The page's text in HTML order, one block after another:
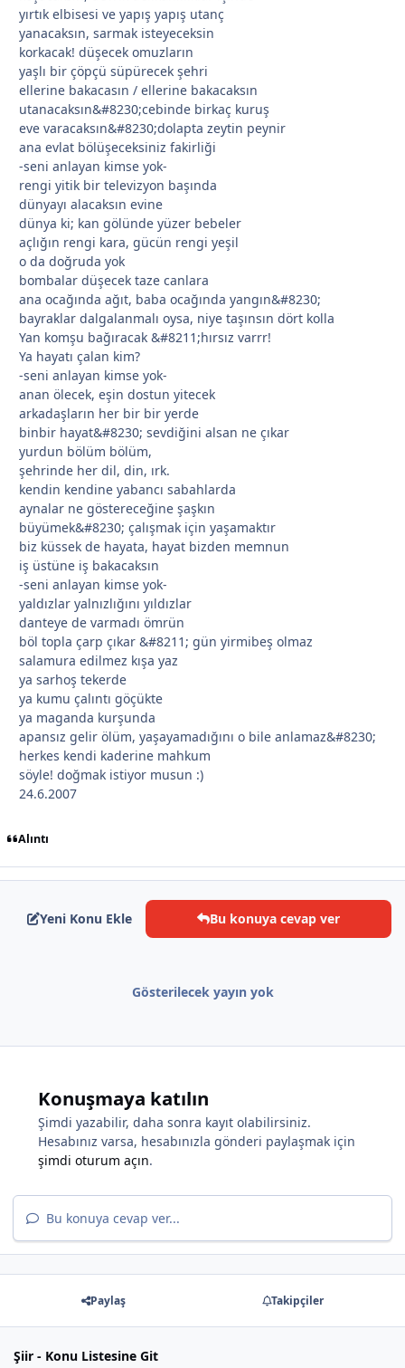
yırtık elbisesi ve yapış yapış utanç
yanacaksın, sarmak isteyeceksin
korkacak! düşecek omuzların
yaşlı bir çöpçü süpürecek şehri
ellerine bakacasın / ellerine bakacaksın
utanacaksın&#8230;cebinde birkaç kuruş
eve varacaksın&#8230;dolapta zeytin peynir
ana evlat bölüşeceksiniz fakirliği
-seni anlayan kimse yok-
rengi yitik bir televizyon başında
dünyayı alacaksın evine
dünya ki; kan gölünde yüzer bebeler
açlığın rengi kara, gücün rengi yeşil
o da doğruda yok
bombalar düşecek taze canlara
ana ocağında ağıt, baba ocağında yangın&#8230;
bayraklar dalgalanmalı oysa, niye taşınsın dört kolla
Yan komşu bağıracak &#8211;hırsız varrr!
Ya hayatı çalan kim?
-seni anlayan kimse yok-
anan ölecek, eşin dostun yitecek
arkadaşların her bir bir yerde
binbir hayat&#8230; sevdiğini alsan ne çıkar
yurdun bölüm bölüm,
şehrinde her dil, din, ırk.
kendin kendine yabancı sabahlarda
aynalar ne göstereceğine şaşkın
büyümek&#8230; çalışmak için yaşamaktır
biz küssek de hayata, hayat bizden memnun
iş üstüne iş bakacaksın
-seni anlayan kimse yok-
yaldızlar yalnızlığını yıldızlar
danteye de varmadı ömrün
böl topla çarp çıkar &#8211; gün yirmibeş olmaz
salamura edilmez kışa yaz
ya sarhoş tekerde
ya kumu çalıntı göçükte
ya maganda kurşunda
apansız gelir ölüm, yaşayamadığını o bile anlamaz&#8230;
herkes kendi kaderine mahkum
söyle! doğmak istiyor musun :)
24.6.2007
Alıntı
Yeni Konu Ekle Bu konuya cevap ver
Gösterilecek yayın yok
Konuşmaya katılın
Şimdi yazabilir, daha sonra kayıt olabilirsiniz.
Hesabınız varsa, hesabınızla gönderi paylaşmak için
şimdi oturum açın.
Bu konuya cevap ver...
Paylaş Takipçiler
Şiir - Konu Listesine Git
*
*
*
*
*